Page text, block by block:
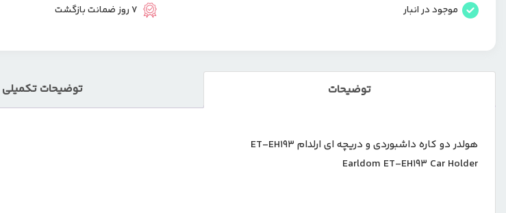
موجود در انبار 7 روز ضمانت بازگشت
توضیحات توضیحات تکمیلی
هولدر دو کاره داشبوردی و دریچه ای ارلدام ET-EH193
Earldom ET-EH193 Car Holder